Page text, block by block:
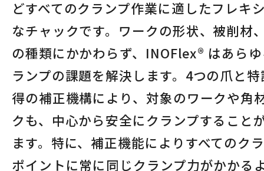
どすべてのクランプ作業に適したフレキ
なチャックです。ワークの形状、被削材
の種類にかかわらず、INOFlex® はあら
ランプの課題を解決します。4つの爪と
得の補正機構により、対象のワークや角
クも、中心から安全にクランプすること
ます。特に、補正機能によりすべてのク
ポイントに常に同じクランプ力がかかる